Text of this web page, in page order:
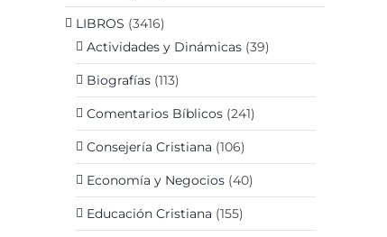
LIBROS (3416)
Actividades y Dinámicas (39)
Biografías (113)
Comentarios Bíblicos (241)
Consejería Cristiana (106)
Economía y Negocios (40)
Educación Cristiana (155)